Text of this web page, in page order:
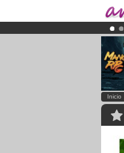
Inicio